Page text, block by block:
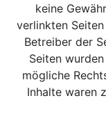
keine
verlinkten
Betreiber der
Seiten
mögliche
Inhalte waren